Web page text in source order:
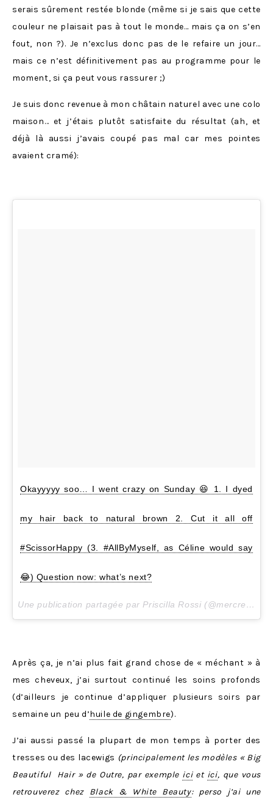
serais sûrement restée blonde (même si je sais que cette
couleur ne plaisait pas à tout le monde… mais ça on s’en
fout, non ?). Je n’exclus donc pas de le refaire un jour…
mais ce n’est définitivement pas au programme pour le
moment, si ça peut vous rassurer ;)
Je suis donc revenue à mon châtain naturel avec une colo
maison… et j’étais plutôt satisfaite du résultat (ah, et
déjà là aussi j’avais coupé pas mal car mes pointes
avaient cramé):
Okayyyyy soo… I went crazy on Sunday 😆 1. I dyed
my hair back to natural brown 2. Cut it all off
#ScissorHappy (3. #AllByMyself, as Céline would say
😂) Question now: what’s next?
Une publication partagée par Priscilla Rossi (@mercredieblog) le
Après ça, je n’ai plus fait grand chose de « méchant » à
mes cheveux, j’ai surtout continué les soins profonds
(d’ailleurs je continue d’appliquer plusieurs soirs par
semaine un peu d’huile de gingembre).
J’ai aussi passé la plupart de mon temps à porter des
tresses ou des lacewigs (principalement les modèles « Big
Beautiful Hair » de Outre, par exemple iciet ici, que vous
retrouverez chez Black & White Beauty: perso j’ai une